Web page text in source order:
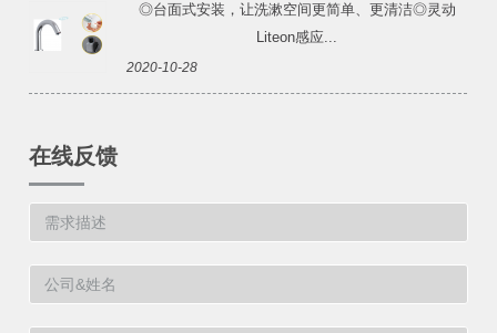
◎台面式安装，让洗漱空间更简单、更清洁◎灵动
Liteon感应...
2020-10-28
在线反馈